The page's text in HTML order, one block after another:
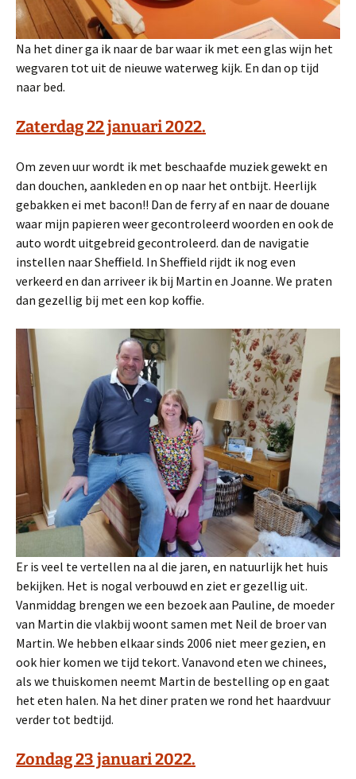
Na het diner ga ik naar de bar waar ik met een glas wijn het
wegvaren tot uit de nieuwe waterweg kijk. En dan op tijd
naar bed.
Zaterdag 22 januari 2022.
Om zeven uur wordt ik met beschaafde muziek gewekt en
dan douchen, aankleden en op naar het ontbijt. Heerlijk
gebakken ei met bacon!! Dan de ferry af en naar de douane
waar mijn papieren weer gecontroleerd woorden en ook de
auto wordt uitgebreid gecontroleerd. dan de navigatie
instellen naar Sheffield. In Sheffield rijdt ik nog even
verkeerd en dan arriveer ik bij Martin en Joanne. We praten
dan gezellig bij met een kop koffie.
Er is veel te vertellen na al die jaren, en natuurlijk het huis
bekijken. Het is nogal verbouwd en ziet er gezellig uit.
Vanmiddag brengen we een bezoek aan Pauline, de moeder
van Martin die vlakbij woont samen met Neil de broer van
Martin. We hebben elkaar sinds 2006 niet meer gezien, en
ook hier komen we tijd tekort. Vanavond eten we chinees,
als we thuiskomen neemt Martin de bestelling op en gaat
het eten halen. Na het diner praten we rond het haardvuur
verder tot bedtijd.
Zondag 23 januari 2022.